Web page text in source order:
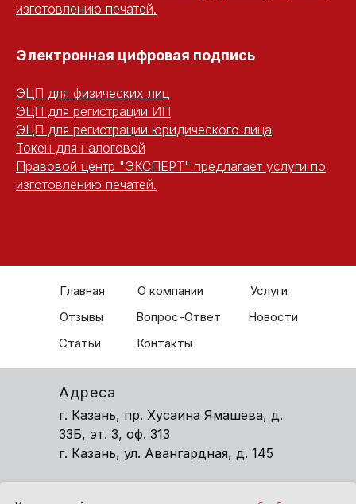
изготовлению печатей.
Электронная цифровая подпись
ЭЦП для физических лиц
ЭЦП для регистрации ИП
ЭЦП для регистрации юридического лица
Токен для налоговой
Правовой центр "ЭКСПЕРТ" предлагает услуги по
изготовлению печатей.
О компании
Отзывы
Услуги
Вопрос-Ответ
Главная
Статьи
Новости
Контакты
Адреса
г. Казань, пр. Хусаина Ямашева, д.
33Б, эт. 3, оф. 313
г. Казань, ул. Авангардная, д. 145